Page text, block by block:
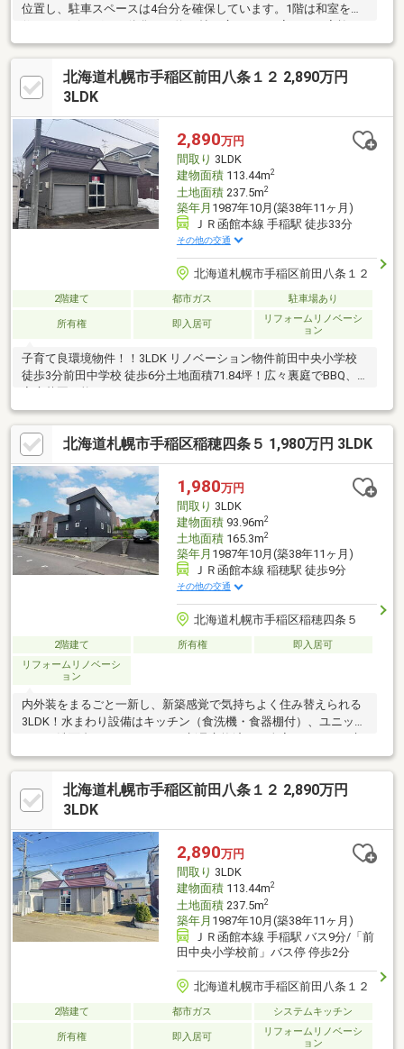
位置し、駐車スペースは4台分を確保しています。1階は和室を改
ゆったりとくつろげる開放的な空間です。トイレは1階・2階の両
方に設置されており、朝の忙しい時間帯にも便利。2階にはゆとり
あるホールとバルコニーを備え、多目的スペースとしても活用可
能です。リフォーム済みのため、そのままお住まいいただけるお
北海道札幌市手稲区前田八条１２ 2,890万円
3LDK
2,890万円
間取り 3LDK
建物面積113.44m2
土地面積237.5m2
築年月 1987年10月(築38年11ヶ月)
ＪＲ函館本線 手稲駅 徒歩33分
その他の交通
北海道札幌市手稲区前田八条１２
2階建て 都市ガス 駐車場あり
所有権 即入居可
リフォームリノベーシ
ョン
子育て良環境物件！！3LDK リノベーション物件前田中央小学校
徒歩3分前田中学校 徒歩6分土地面積71.84坪！広々裏庭でBBQ、
北海道札幌市手稲区稲穂四条５ 1,980万円 3LDK
1,980万円
間取り 3LDK
建物面積93.96m2
土地面積165.3m2
築年月 1987年10月(築38年11ヶ月)
ＪＲ函館本線 稲穂駅 徒歩9分
その他の交通
北海道札幌市手稲区稲穂四条５
2階建て 所有権
即入居可
リフォームリノベーシ
ョン
内外装をまるごと一新し、新築感覚で気持ちよく住み替えられる
3LDK！水まわり設備はキッチン（食洗機・食器棚付）、ユニット
も張り替え、明るく清潔感溢れる空間に生まれ変わりました。外
まわりも外壁・屋根塗装を施し、駐車スペースはアスファルト舗
装（縦列2台可）でスッキリ整備。JR「稲穂」駅徒歩圏内でアク
セス良好、全居室収納付きで空間を広く使えます。設備・内装と
い！
北海道札幌市手稲区前田八条１２ 2,890万円
3LDK
2,890万円
間取り 3LDK
建物面積113.44m2
土地面積237.5m2
築年月 1987年10月(築38年11ヶ月)
ＪＲ函館本線 手稲駅 バス9分/「前
田中央小学校前」バス停 停歩2分
北海道札幌市手稲区前田八条１２
2階建て 都市ガス システムキッチン
所有権 即入居可
リフォームリノベーシ
ョン